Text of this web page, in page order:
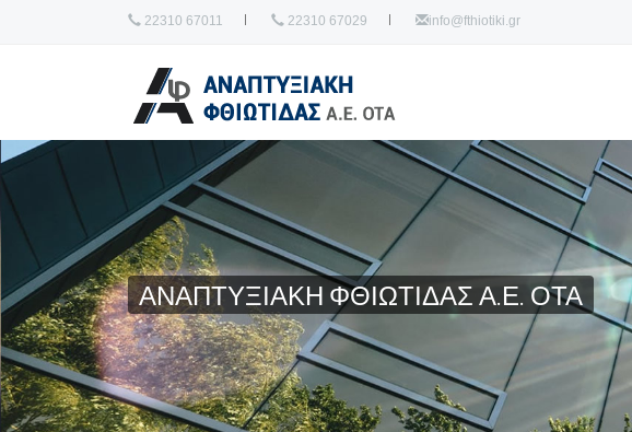
22310 67011 22310 67029 info@fthiotiki.gr
ΑΝΑΠΤΥΞΙΑΚΗ ΦΘΙΩΤΙΔΑΣ Α.Ε. ΟΤΑ